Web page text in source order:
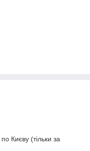
Києву (тільки за